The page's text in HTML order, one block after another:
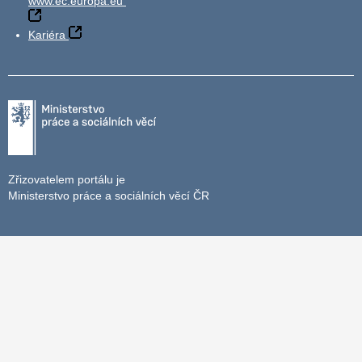
Kariéra
Zřizovatelem portálu je
Ministerstvo práce a sociálních věcí ČR